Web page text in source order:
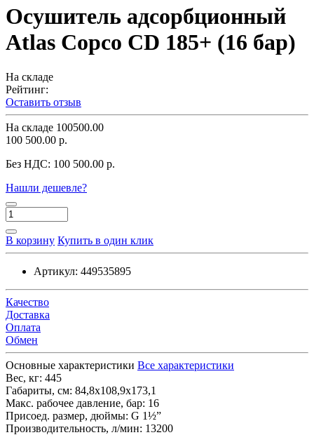
Осушитель адсорбционный
Atlas Copco CD 185+ (16 бар)
На складе
Рейтинг:
Оставить отзыв
На складе 100500.00
100 500.00 р.
Без НДС: 100 500.00 р.
Нашли дешевле?
В корзину Купить в один клик
Артикул: 449535895
Качество
Доставка
Оплата
Обмен
Основные характеристики Все характеристики
Вес, кг: 445
Габариты, см: 84,8х108,9х173,1
Макс. рабочее давление, бар: 16
Присоед. размер, дюймы: G 1½”
Производительность, л/мин: 13200